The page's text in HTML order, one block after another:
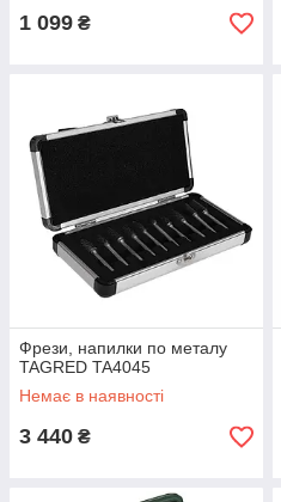
1 099 ₴
Фрези, напилки по металу
TAGRED TA4045
Немає в наявності
3 440 ₴